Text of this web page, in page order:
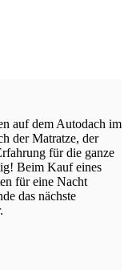
auf dem Autodach im
der Matratze, der
für die ganze
Beim Kauf eines
für eine Nacht
das nächste